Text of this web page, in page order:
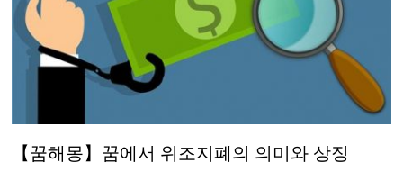
【꿈해몽】꿈에서 위조지폐의 의미와 상징